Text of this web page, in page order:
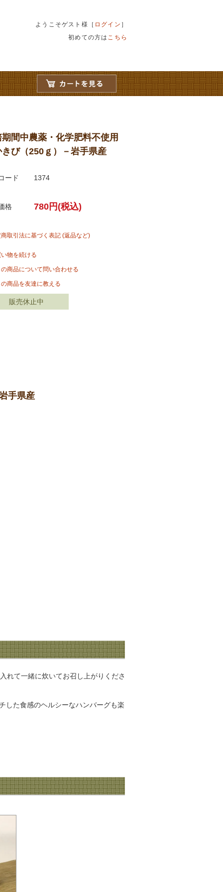
ようこそゲスト様［ ログイン ］
初めての方は こちら
期間中農薬・化学肥料不使用
きび（250ｇ）－岩手県産
ード 1374
格 780円(税込)
取引法に基づく表記 (返品など)
い物を続ける
の商品について問い合わせる
の商品を友達に教える
販売休止中
手県産
れて一緒に炊いてお召し上がりくださ
した食感のヘルシーなハンバーグも楽